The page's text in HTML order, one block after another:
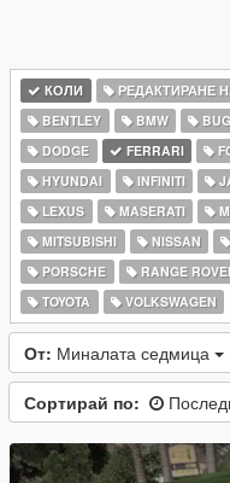
КОЛИ РЕДАКТИРАНЕ
BENTLEY
BMW
DODGE
FERRARI
HYUNDAI
INFINITI
LEXUS
MASERATI
MITSUBISHI
NISSAN
PORSCHE
RANGE
TOYOTA
VOLKSWAGEN
От: Миналата седмица
Сортирай по: